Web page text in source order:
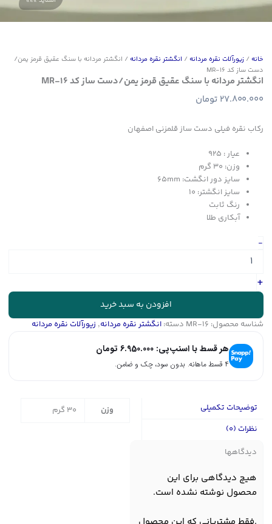
خانه / زیورآلات نقره مردانه / انگشتر نقره مردانه / انگشتر مردانه با سنگ عقیق قرمز یمن/
دست ساز کد MR-16
انگشتر مردانه با سنگ عقیق قرمز یمن/دست ساز کد MR-16
27.800.000 تومان
رکاب نقره فیلی دست ساز قلمزنی اصفهان
عیار : ۹۲۵
وزن: 30 گرم
سایز دور انگشت: 65mm
سایز انگشتر: 10
رنگ ثابت
آبکاری طلا
-
مردانه
سنگ
عقیق
یمن/
دست
کد
MR-
+
افزودن به سبد خرید
شناسه محصول: MR-16 دسته: انگشتر نقره مردانه, زیورآلات نقره مردانه
هر قسط با اسنپ‌پی: 6.950.000 تومان
۴ قسط ماهانه. بدون سود، چک و ضامن.
توضیحات تکمیلی
نظرات (0)
وزن 30 گرم
دیدگاهها
هیچ دیدگاهی برای این
محصول نوشته نشده است.